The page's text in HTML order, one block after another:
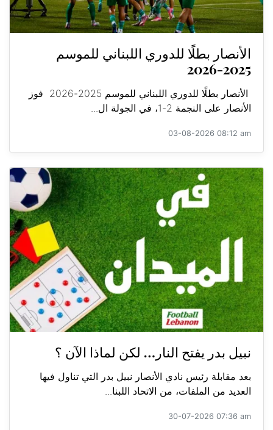
الأنصار بطلًا للدوري اللبناني للموسم
2025-2026
الأنصار بطلًا للدوري اللبناني للموسم 2025-2026 فوز
الأنصار على النجمة 2-1، في الجولة ال...
03-08-2026 08:12 am
نبيل بدر يفتح النار… لكن لماذا الآن ؟
بعد مقابلة رئيس نادي الأنصار نبيل بدر التي تناول فيها
العديد من الملفات، من الاتحاد اللبنا...
30-07-2026 07:36 am